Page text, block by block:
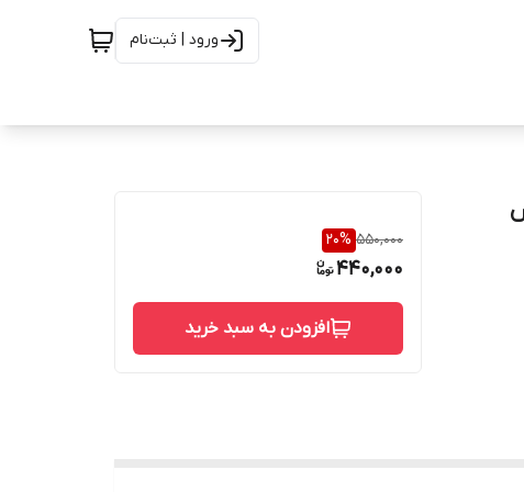
ورود | ثبت‌نام
جنس
550,000
20%
440,000
افزودن به سبد خرید